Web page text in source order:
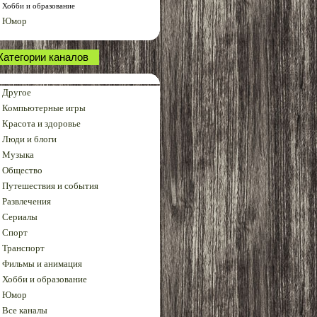
Хобби и образование
Юмор
каналов
Другое
Компьютерные игры
Красота и здоровье
Люди и блоги
Музыка
Общество
Путешествия и события
Развлечения
Сериалы
Спорт
Транспорт
Фильмы и анимация
Хобби и образование
Юмор
Все каналы